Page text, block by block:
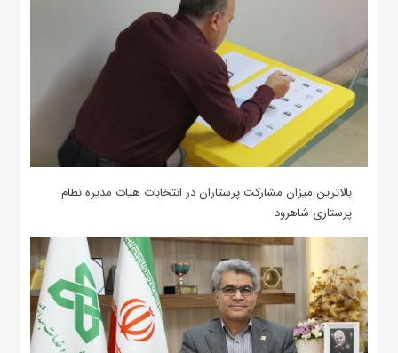
بالاترین میزان مشارکت پرستاران در انتخابات هیات مدیره نظام
پرستاری شاهرود